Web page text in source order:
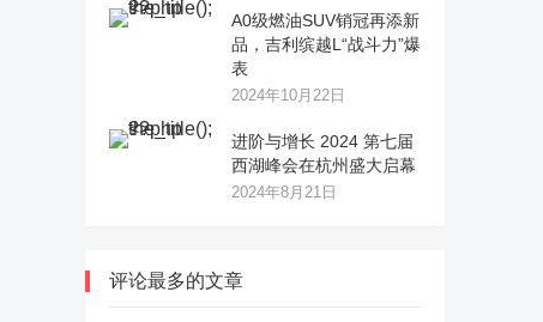
A0级燃油SUV销冠再添新
品，吉利缤越L“战斗力”爆
表
2024年10月22日
进阶与增长 2024 第七届
西湖峰会在杭州盛大启幕
2024年8月21日
评论最多的文章